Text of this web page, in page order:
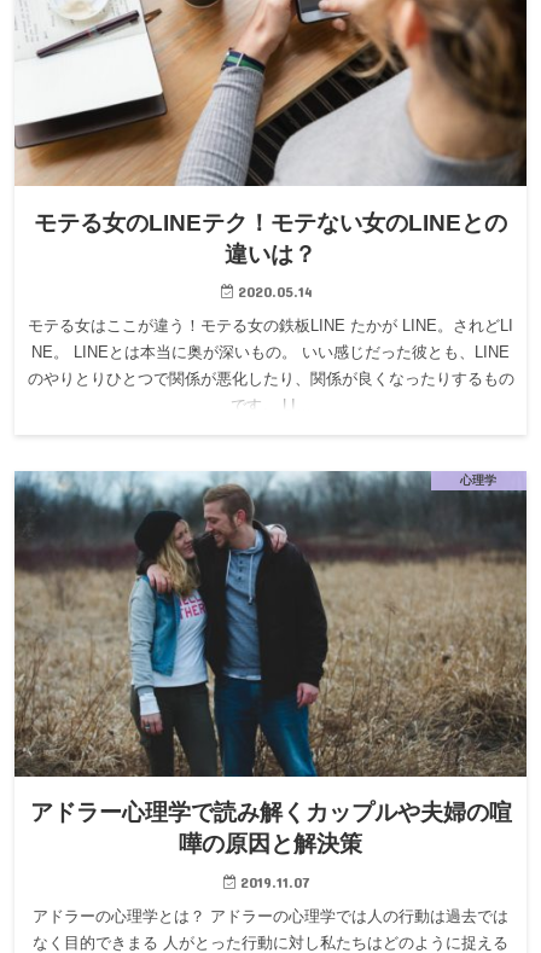
モテる女のLINEテク！モテない女のLINEとの
違いは？
2020.05.14
モテる女はここが違う！モテる女の鉄板LINE たかが LINE。されどLI
NE。 LINEとは本当に奥が深いもの。 いい感じだった彼とも、LINE
のやりとりひとつで関係が悪化したり、関係が良くなったりするもの
です。 LI…
心理学
アドラー心理学で読み解くカップルや夫婦の喧
嘩の原因と解決策
2019.11.07
アドラーの心理学とは？ アドラーの心理学では人の行動は過去では
なく目的できまる 人がとった行動に対し私たちはどのように捉える